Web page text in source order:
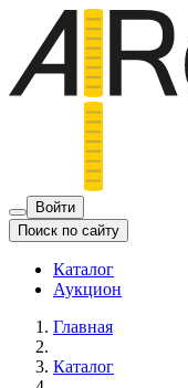
Войти
Поиск по сайту
Каталог
Аукцион
Главная
Каталог